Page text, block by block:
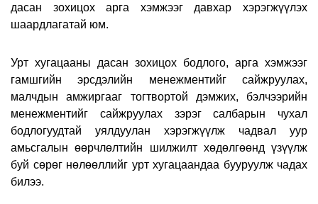
дасан зохицох арга хэмжээг давхар хэрэгжүүлэх
шаардлагатай юм.
Урт хугацааны дасан зохицох бодлого, арга хэмжээг
гамшгийн эрсдэлийн менежментийг сайжруулах,
малчдын амжиргааг тогтвортой дэмжих, бэлчээрийн
менежментийг сайжруулах зэрэг салбарын чухал
бодлогуудтай уялдуулан хэрэгжүүлж чадвал уур
амьсгалын өөрчлөлтийн шилжилт хөдөлгөөнд үзүүлж
буй сөрөг нөлөөллийг урт хугацаандаа бууруулж чадах
билээ.